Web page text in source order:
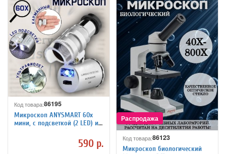
Код товара:86195
Микроскоп ANYSMART 60x
мини, с подсветкой (2 LED) и
ультрафиолетом (9882)
590 р. Код товара:86123
Микроскоп биологический